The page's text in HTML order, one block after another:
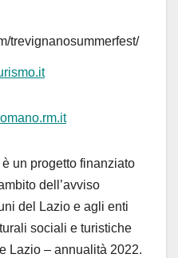
trevignanosummerfest/
un progetto finanziato
dell’avviso
del Lazio e agli enti
sociali e turistiche
Lazio – annualità 2022.